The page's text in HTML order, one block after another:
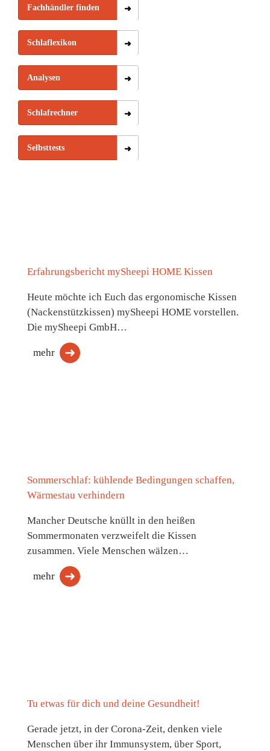
Fachhändler finden
Schlaflexikon
Analysen
Schlafrechner
Selbsttests
Erfahrungsbericht mySheepi HOME Kissen
Heute möchte ich Euch das ergonomische Kissen
(Nackenstützkissen) mySheepi HOME vorstellen.
Die mySheepi GmbH…
mehr
Sommerschlaf: kühlende Bedingungen schaffen,
Wärmestau verhindern
Mancher Deutsche knüllt in den heißen
Sommermonaten verzweifelt die Kissen
zusammen. Viele Menschen wälzen…
mehr
Tu etwas für dich und deine Gesundheit!
Gerade jetzt, in der Corona-Zeit, denken viele
Menschen über ihr Immunsystem, über Sport,